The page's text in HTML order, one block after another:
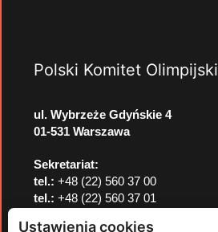
Polski Komitet Olimpijski
ul. Wybrzeże Gdyńskie 4
01-531 Warszawa
Sekretariat:
tel.: +48 (22) 560 37 00
tel.: +48 (22) 560 37 01
Ustawienia cookies